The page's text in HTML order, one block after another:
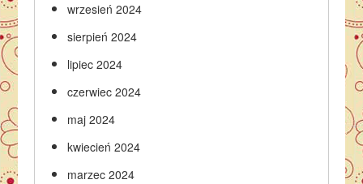
wrzesień 2024
sierpień 2024
lipiec 2024
czerwiec 2024
maj 2024
kwiecień 2024
marzec 2024